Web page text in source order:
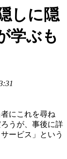
しに隠
学ぶも
にこれを尋ね
うが、事後に詳
ービス」という